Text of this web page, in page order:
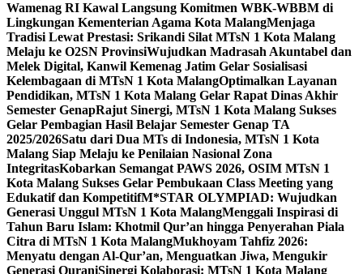
Wamenag RI Kawal Langsung Komitmen WBK-WBBM di
Lingkungan Kementerian Agama Kota MalangMenjaga
Tradisi Lewat Prestasi: Srikandi Silat MTsN 1 Kota Malang
Melaju ke O2SN ProvinsiWujudkan Madrasah Akuntabel dan
Melek Digital, Kanwil Kemenag Jatim Gelar Sosialisasi
Kelembagaan di MTsN 1 Kota MalangOptimalkan Layanan
Pendidikan, MTsN 1 Kota Malang Gelar Rapat Dinas Akhir
Semester GenapRajut Sinergi, MTsN 1 Kota Malang Sukses
Gelar Pembagian Hasil Belajar Semester Genap TA
2025/2026Satu dari Dua MTs di Indonesia, MTsN 1 Kota
Malang Siap Melaju ke Penilaian Nasional Zona
IntegritasKobarkan Semangat PAWS 2026, OSIM MTsN 1
Kota Malang Sukses Gelar Pembukaan Class Meeting yang
Edukatif dan KompetitifM*STAR OLYMPIAD: Wujudkan
Generasi Unggul MTsN 1 Kota MalangMenggali Inspirasi di
Tahun Baru Islam: Khotmil Qur’an hingga Penyerahan Piala
Citra di MTsN 1 Kota MalangMukhoyam Tahfiz 2026:
Menyatu dengan Al-Qur’an, Menguatkan Jiwa, Mengukir
Generasi QuraniSinergi Kolaborasi: MTsN 1 Kota Malang